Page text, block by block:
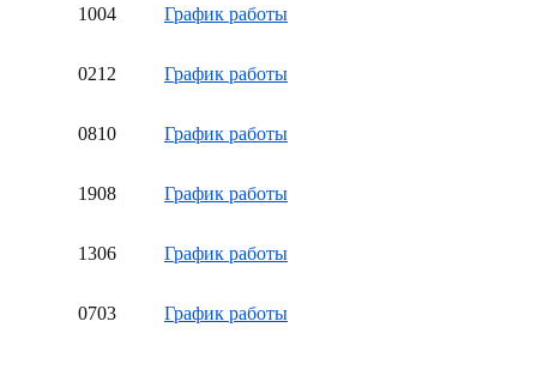
1004 График работы
0212 График работы
0810 График работы
1908 График работы
1306 График работы
0703 График работы